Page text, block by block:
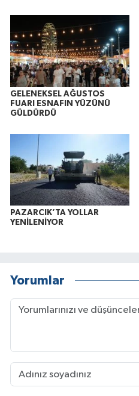
GELENEKSEL AĞUSTOS
FUARI ESNAFIN YÜZÜNÜ
GÜLDÜRDÜ
PAZARCIK’TA YOLLAR
YENİLENİYOR
Yorumlar